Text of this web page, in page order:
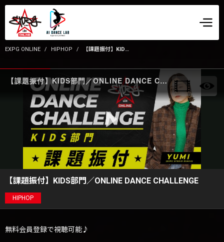
EXPG ONLINE HIPHOP 【課題振付】KIDS部門／ONLINE DANCE CHALLENGE
【課題振付】KIDS部門／ONLINE DANCE CHALLENGE
【課題振付】KIDS部門／ONLINE DANCE CHALLENGE
HIPHOP
無料会員登録で視聴可能♪